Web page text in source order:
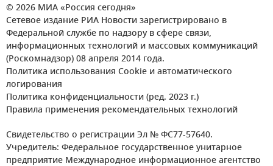
© 2026 МИА «Россия сегодня»
Сетевое издание РИА Новости зарегистрировано в
Федеральной службе по надзору в сфере связи,
информационных технологий и массовых коммуникаций
(Роскомнадзор) 08 апреля 2014 года.
Политика использования Cookie и автоматического
логирования
Политика конфиденциальности (ред. 2023 г.)
Правила применения рекомендательных технологий
Свидетельство о регистрации Эл № ФС77-57640.
Учредитель: Федеральное государственное унитарное
предприятие Международное информационное агентство